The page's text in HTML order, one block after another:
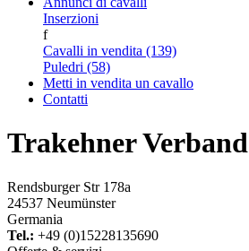
Inserzioni
f
Cavalli in vendita (139)
Puledri (58)
Metti in vendita un cavallo
Contatti
Trakehner Verband
Rendsburger Str 178a
24537 Neumünster
Germania
Tel.: +49 (0)15228135690